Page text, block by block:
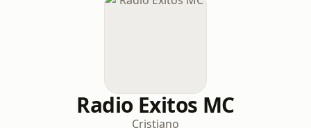
Radio Exitos MC
Cristiano